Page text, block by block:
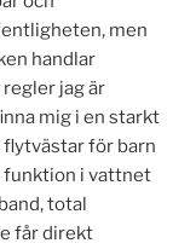
men
handlar
jag är
mig i en starkt
för barn
funktion i vattnet
total
får direkt